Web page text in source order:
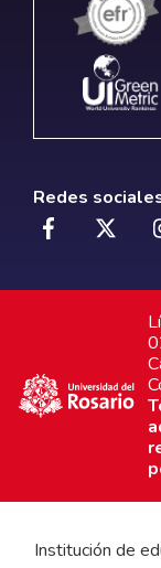
Redes
Institución de